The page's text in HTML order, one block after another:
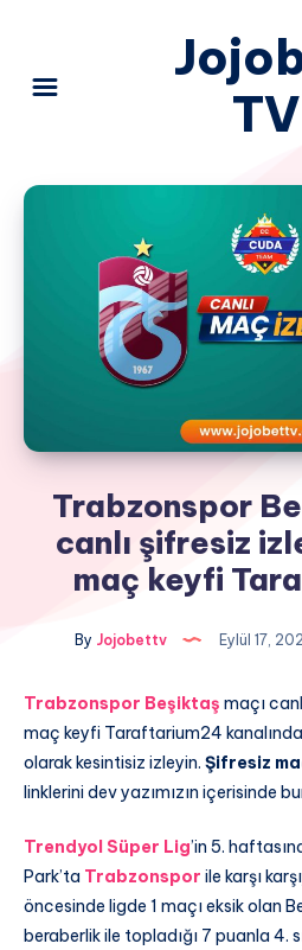
TV
Trabzonspor
canlı şifresiz
maç keyfi
By Jojobettv Eylül 17,
Trabzonspor Beşiktaş maçı
maç keyfi Taraftarium24
olarak kesintisiz izleyin. Şifresiz
linklerini dev yazımızın içerisinde
Trendyol Süper Lig’in 5.
Park’ta Trabzonspor ile karşı
öncesinde ligde 1 maçı eksik olan
beraberlik ile topladığı 7 puanla 4.